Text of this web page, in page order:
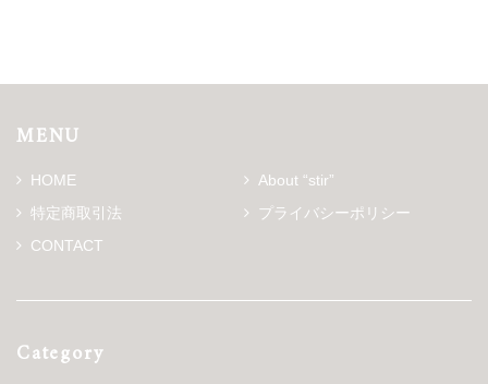
MENU
HOME
About “stir”
特定商取引法
プライバシーポリシー
CONTACT
Category